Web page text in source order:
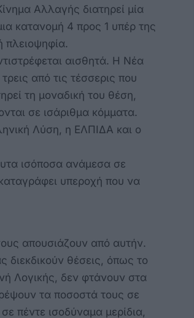
Αλλαγής διατηρεί μία
κατανομή 4 προς 1 υπέρ της
πλειοψηφία.
αισθητά. Η Νέα
από τις τέσσερις που
τη μοναδική του θέση,
σε ισάριθμα κόμματα.
Λύση, η ΕΛΠΙΔΑ και ο
ισόποσα ανάμεσα σε
υπεροχή που να
απουσιάζουν από αυτήν.
διεκδικούν θέσεις, όπως το
Λογικής, δεν φτάνουν στα
τα ποσοστά τους σε
πέντε ισοδύναμα μερίδια,